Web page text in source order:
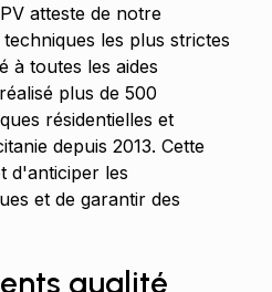
atteste de notre
les plus strictes
à toutes les aides
plus de 500
résidentielles et
depuis 2013. Cette
d'anticiper les
et de garantir des
qualité